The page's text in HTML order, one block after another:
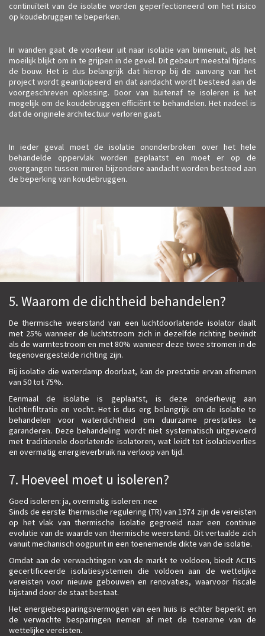
continuïteit van de isolatie worden geperfectioneerd om het risico
op koudebruggen te beperken.
In wanden gaat de voorkeur uit naar isolatie van binnenuit, als het
moeilijk blijkt om in te grijpen in de gevel. Dit gebeurt meestal tijdens
de bouw. Het is dus belangrijk dat hierop bij de aanvang van het
project wordt geanticipeerd en dat aandacht wordt besteed aan de
voorgeschreven oplossing. Door van buitenaf te isoleren is het
mogelijk om de koudebruggen efficiënt te behandelen. Het nadeel is
dat de originele architectuur verloren gaat.
In ieder geval moet de isolatie ononderbroken over het hele
behandelde oppervlak worden geplaatst en moet er op de
overgangen tussen muren bijzondere aandacht worden besteed aan
de beperking van koudebruggen.
5. Waarom de dichtheid behandelen?
De thermische weerstand van een luchtdoorlatende isolator daalt
met 25% wanneer de luchtstroom zich in dezelfde richting bevindt
als de warmtestroom en met 80% wanneer deze twee stromen in de
tegenovergestelde richting zijn.
Bij isolatie die waterdamp doorlaat, kan de prestatie ervan afnemen
van 50 tot 75%.
Eenmaal de isolatie is geplaatst, is deze onderhevig aan
luchtinfiltratie en vocht. Het is dus erg belangrijk om de isolatie te
behandelen voor waterdichtheid om duurzame prestaties te
garanderen. Deze behandeling wordt niet systematisch uitgevoerd
met traditionele doorlatende isolatoren, wat leidt tot isolatieverlies
en overmatig energieverbruik na verloop van tijd.
7. Hoeveel moet u isoleren?
Goed isoleren: ja, overmatig isoleren: nee
Sinds de eerste thermische regulering (TR) van 1974 zijn de vereisten
op het vlak van thermische isolatie gegroeid naar een continue
evolutie van de waarde van thermische weerstand. Dit vertaalde zich
vanuit mechanisch oogpunt in een toenemende dikte van de isolatie.
Omdat aan de verwachtingen van de markt te voldoen, biedt ACTIS
gecertificeerde isolatiesystemen die voldoen aan de wettelijke
vereisten voor nieuwe gebouwen en renovaties, waarvoor fiscale
bijstand door de staat bestaat.
Het energiebesparingsvermogen van een huis is echter beperkt en
de verwachte besparingen nemen af ​​met de toename van de
wettelijke vereisten.